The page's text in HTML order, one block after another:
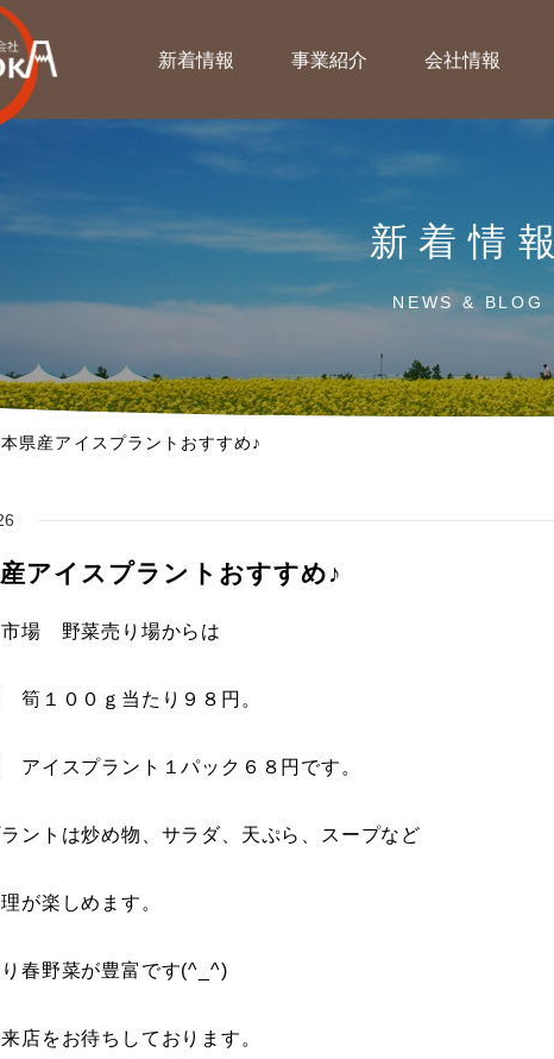
新着情報 事業紹介 会社情報
新着情報
NEWS & BLOG
県産アイスプラントおすすめ♪
アイスプラントおすすめ♪
市場 野菜売り場からは
筍１００ｇ当たり９８円。
アイスプラント１パック６８円です。
ントは炒め物、サラダ、天ぷら、スープなど
が楽しめます。
春野菜が豊富です(^_^)
店をお待ちしております。